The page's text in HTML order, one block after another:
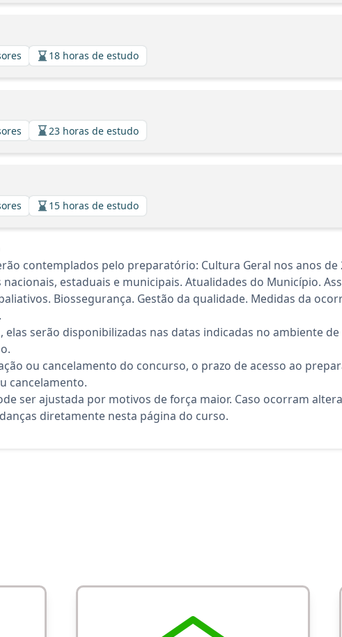
18 horas de estudo
23 horas de estudo
15 horas de estudo
contemplados pelo preparatório: Cultura Geral nos anos de
estaduais e municipais. Atualidades do Município.
Biossegurança. Gestão da qualidade. Medidas da
serão disponibilizadas nas datas indicadas no ambiente
ou cancelamento do concurso, o prazo de acesso ao
cancelamento.
ser ajustada por motivos de força maior. Caso ocorram
diretamente nesta página do curso.